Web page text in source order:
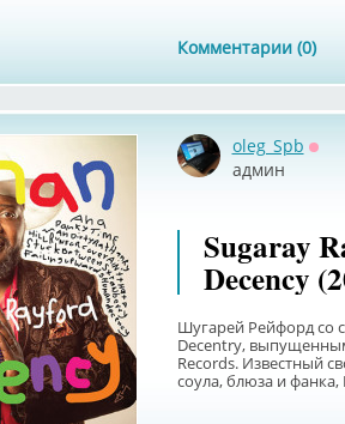
Комментарии (0)
oleg_Spb
админ
Sugaray
Decency
Шугарей Рейфорд со
Decentry,
Records. Известный
соула, блюза и